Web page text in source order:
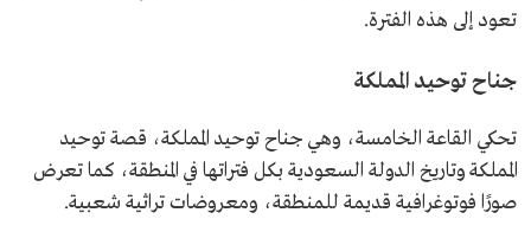
تعود إلى هذه الفترة.
جناح توحيد المملكة
تحكي القاعة الخامسة، وهي جناح توحيد المملكة، قصة توحيد
المملكة وتاريخ الدولة السعودية بكل فتراتها في المنطقة، كما تعرض
صورًا فوتوغرافية قديمة للمنطقة، ومعروضات تراثية شعبية.